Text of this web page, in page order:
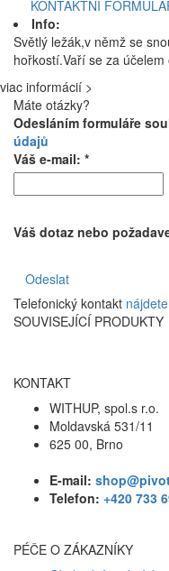
KONTAKTNÍ
Info:
Světlý ležák,v němž se
hořkostí.Vaří se za
viac informácií >
Máte otázky?
Odesláním formuláře
údajů
Váš e-mail: *
Váš dotaz nebo
Odeslat
Telefonický kontakt
SOUVISEJÍCÍ PRODUKTY
KONTAKT
WITHUP, spol.s r.o.
Moldavská 531/11
625 00, Brno
E-mail:
Telefon: +420 733
PÉČE O ZÁKAZNÍKY